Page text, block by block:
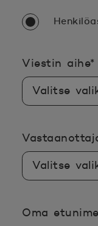
Viestin aihe*
Oma